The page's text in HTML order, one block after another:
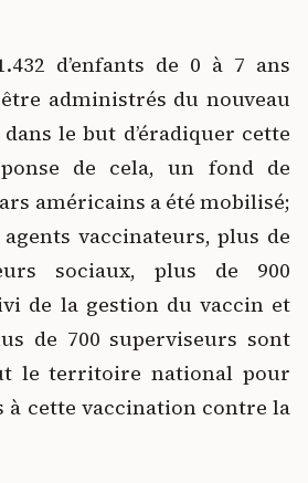
d’enfants de 0 à 7 ans
administrés du nouveau
le but d’éradiquer cette
de cela, un fond de
américains a été mobilisé;
agents vaccinateurs, plus de
sociaux, plus de 900
de la gestion du vaccin et
de 700 superviseurs sont
le territoire national pour
à cette vaccination contre la